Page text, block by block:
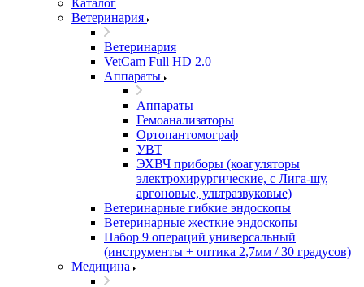
Ветеринария
Ветеринария
VetCam Full HD 2.0
Аппараты
Аппараты
Гемоанализаторы
Ортопантомограф
УВТ
ЭХВЧ приборы (коагуляторы
электрохирургические, с Лига-шу,
аргоновые, ультразвуковые)
Ветеринарные гибкие эндоскопы
Ветеринарные жесткие эндоскопы
Набор 9 операций универсальный
(инструменты + оптика 2,7мм / 30 градусов)
Медицина